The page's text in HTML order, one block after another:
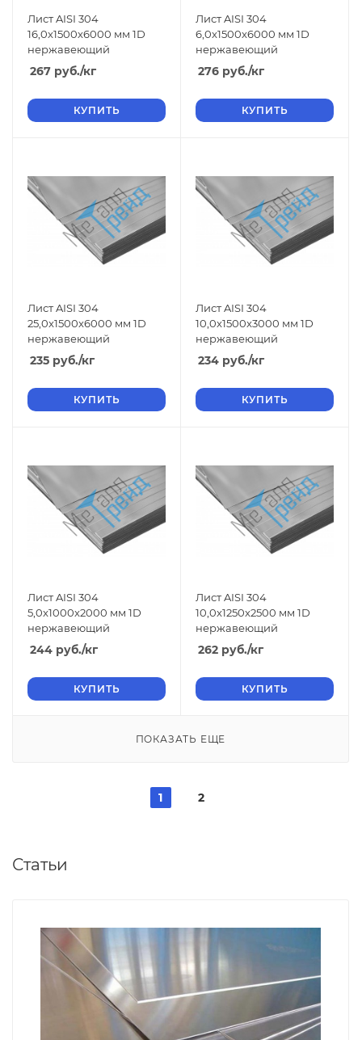
Лист AISI 304
16,0x1500x6000 мм 1D
нержавеющий
267 руб./кг
КУПИТЬ
Лист AISI 304
6,0x1500x6000 мм 1D
нержавеющий
276 руб./кг
КУПИТЬ
Лист AISI 304
25,0x1500x6000 мм 1D
нержавеющий
235 руб./кг
КУПИТЬ
Лист AISI 304
10,0x1500x3000 мм 1D
нержавеющий
234 руб./кг
КУПИТЬ
Лист AISI 304
5,0x1000x2000 мм 1D
нержавеющий
244 руб./кг
КУПИТЬ
Лист AISI 304
10,0x1250x2500 мм 1D
нержавеющий
262 руб./кг
КУПИТЬ
ПОКАЗАТЬ ЕЩЕ
1 2
Статьи